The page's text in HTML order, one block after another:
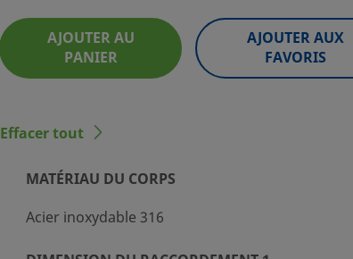
AJOUTER AU
PANIER
AJOUTER AUX
FAVORIS
Effacer tout
Acier inoxydable 316
MATÉRIAU DU CORPS